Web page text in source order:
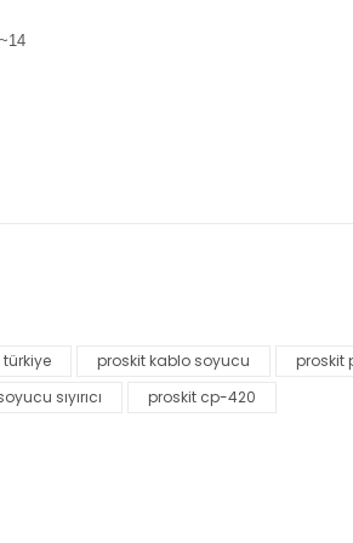
bozuk veya görüntülenemiyor.
eksik bilgiler bulunuyor.
proskit kablo soyucu proskit
sıyırıcı
proskit cp-420